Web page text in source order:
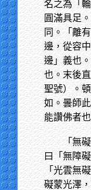
名之為「
圓滿具足
同。「離
邊，從容
邊」義也
也。末後
聖號）。
如。曇師
能讚佛者也
「無
曰「無障
「光雲無
礙蒙光澤